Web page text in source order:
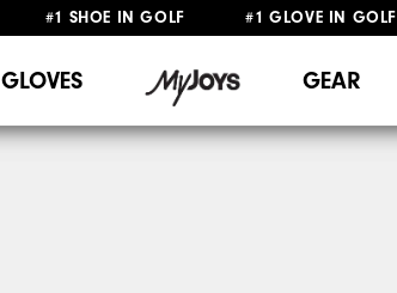
#1 SHOE IN GOLF #1 GLOVE IN GOLF
GLOVES GEAR